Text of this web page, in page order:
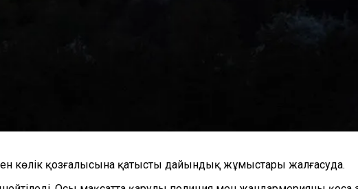
көлік қозғалысына қатысты дайындық жұмыстары жалғасуда.